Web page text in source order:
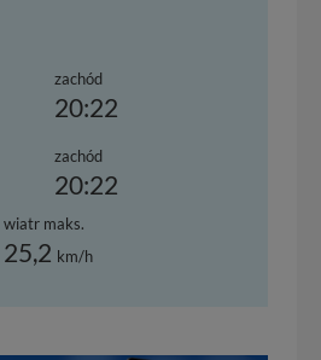
zachód
20:22
zachód
20:22
wiatr maks.
25,2 km/h